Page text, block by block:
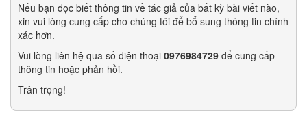
Nếu bạn đọc biết thông tin về tác giả của bất kỳ bài viết nào,
xin vui lòng cung cấp cho chúng tôi để bổ sung thông tin chính
xác hơn.
Vui lòng liên hệ qua số điện thoại 0976984729 để cung cấp
thông tin hoặc phản hồi.
Trân trọng!